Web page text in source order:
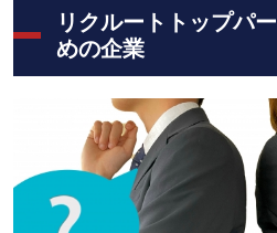
リクルートトップパ
めの企業